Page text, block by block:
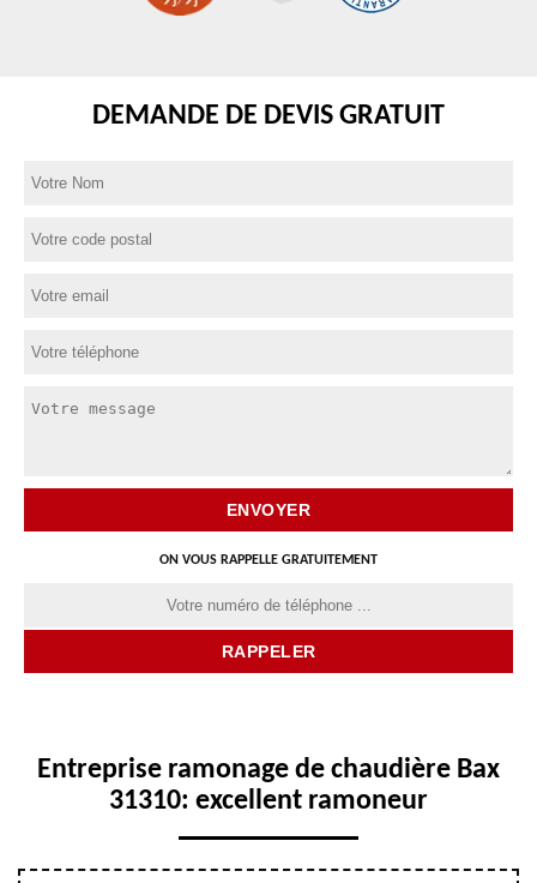
DEMANDE DE DEVIS GRATUIT
ON VOUS RAPPELLE GRATUITEMENT
Entreprise ramonage de chaudière Bax
31310: excellent ramoneur